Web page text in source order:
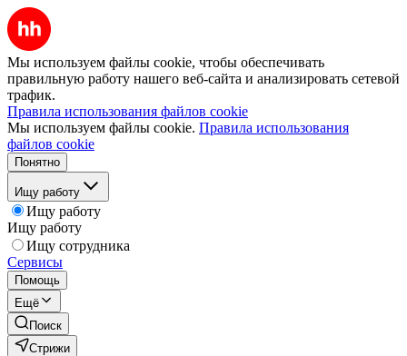
Мы используем файлы cookie, чтобы обеспечивать
правильную работу нашего веб-сайта и анализировать сетевой
трафик.
Правила использования файлов cookie
Мы используем файлы cookie. Правила использования
файлов cookie
Понятно
Ищу работу
Ищу работу
Ищу работу
Ищу сотрудника
Сервисы
Помощь
Ещё
Поиск
Стрижи